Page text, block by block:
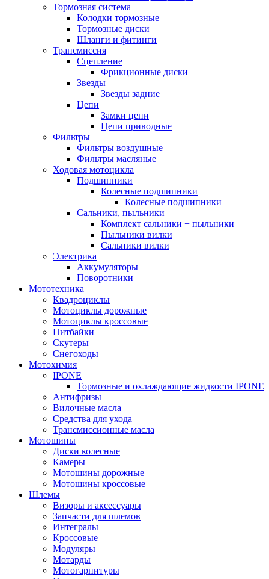
Тормозная система
Колодки тормозные
Тормозные диски
Шланги и фитинги
Трансмиссия
Cцепление
Фрикционные диски
Звезды
Звезды задние
Цепи
Замки цепи
Цепи приводные
Фильтры
Фильтры воздушные
Фильтры масляные
Ходовая мотоцикла
Подшипники
Колесные подшипники
Колесные подшипники
Сальники, пыльники
Комплект сальники + пыльники
Пыльники вилки
Сальники вилки
Электрика
Аккумуляторы
Поворотники
Мототехника
Квадроциклы
Мотоциклы дорожные
Мотоциклы кроссовые
Питбайки
Скутеры
Снегоходы
Мотохимия
IPONE
Тормозные и охлаждающие жидкости IPONE
Антифризы
Вилочные масла
Средства для ухода
Трансмиссионные масла
Мотошины
Диски колесные
Камеры
Мотошины дорожные
Мотошины кроссовые
Шлемы
Визоры и аксессуары
Запчасти для шлемов
Интегралы
Кроссовые
Модуляры
Мотарды
Мотогарнитуры